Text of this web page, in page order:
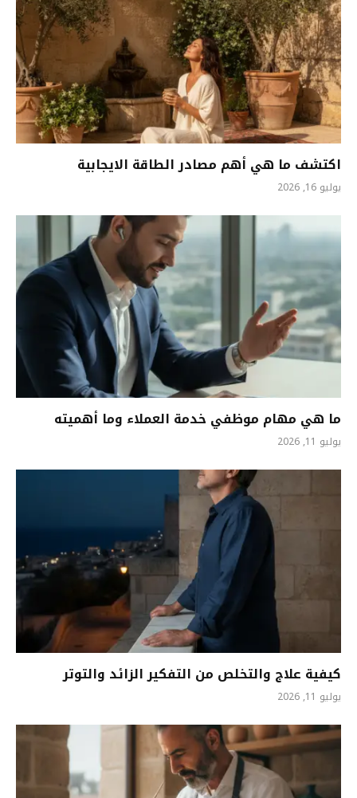
اكتشف ما هي أهم مصادر الطاقة الايجابية
يوليو 16, 2026
ما هي مهام موظفي خدمة العملاء وما أهميته
يوليو 11, 2026
كيفية علاج والتخلص من التفكير الزائد والتوتر
يوليو 11, 2026